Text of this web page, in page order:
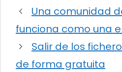
Una comunidad
funciona como una
Salir de los
de forma gratuita